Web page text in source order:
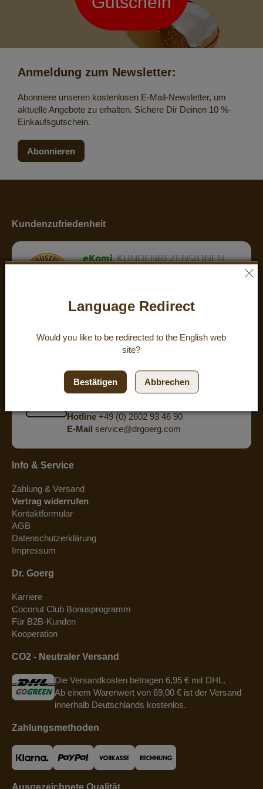
Anmeldung zum Newsletter:
Abonniere unseren kostenlosen E-Mail-Newsletter, um
aktuelle Angebote zu erhalten. Sichere Dir Deinen 10 %-
Einkaufsgutschein.
Abonnieren
Kundenzufriedenheit
eKomi KUNDENREZENSIONEN
persönliche Beratung am Telefon.
Mo - Do 8:00 - 15:30 Uhr
Hotline+49 (0) 2602 93 46 90
E-Mail service@drgoerg.com
Info & Service
Zahlung & Versand
Vertrag widerrufen
Kontaktformular
AGB
Datenschutzerklärung
Impressum
Dr. Goerg
Karriere
Coconut Club Bonusprogramm
Für B2B-Kunden
Kooperation
CO2 - Neutraler Versand
Die Versandkosten betragen 6,95 € mit DHL.
Ab einem Warenwert von 69,00 € ist der Versand
innerhalb Deutschlands kostenlos.
Zahlungsmethoden
Ausgezeichnete Qualität
Language Redirect
Would you like to be redirected to the English web
site?
Bestätigen Abbrechen